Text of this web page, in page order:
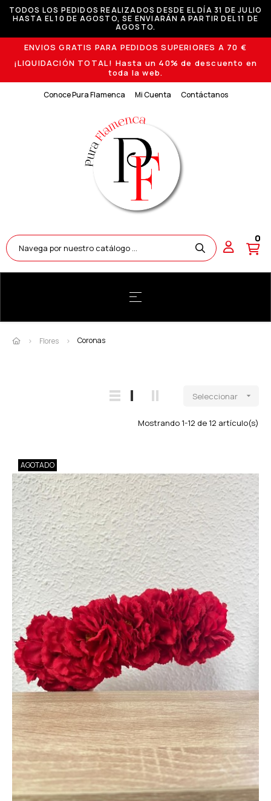
TODOS LOS PEDIDOS REALIZADOS DESDE EL DÍA 31 DE JULIO
HASTA EL 10 DE AGOSTO, SE ENVIARÁN A PARTIR DEL 11 DE
AGOSTO.
ENVIOS GRATIS PARA PEDIDOS SUPERIORES A 70 €
¡LIQUIDACIÓN TOTAL! Hasta un 40% de descuento en
toda la web.
Conoce Pura Flamenca Mi Cuenta Contáctanos
0
Navegación de palanca
☰
Flores Coronas
Seleccionar 
Mostrando 1-12 de 12 artículo(s)
AGOTADO